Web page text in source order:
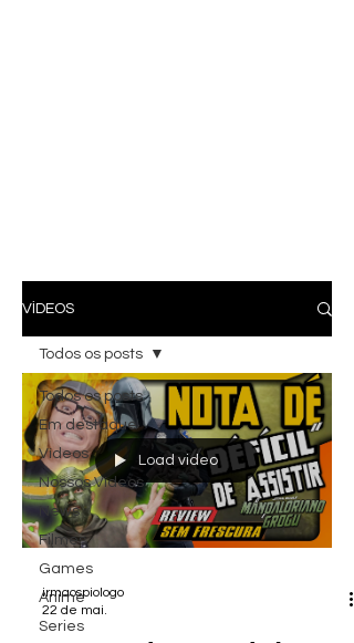
VÍDEOS
Todos os posts
Em destaque
Vídeos
Nossos Vídeos
News
Filmes
Games
Anime
Series
Todos os posts
Load video
irmaospiologo
22 de mai.